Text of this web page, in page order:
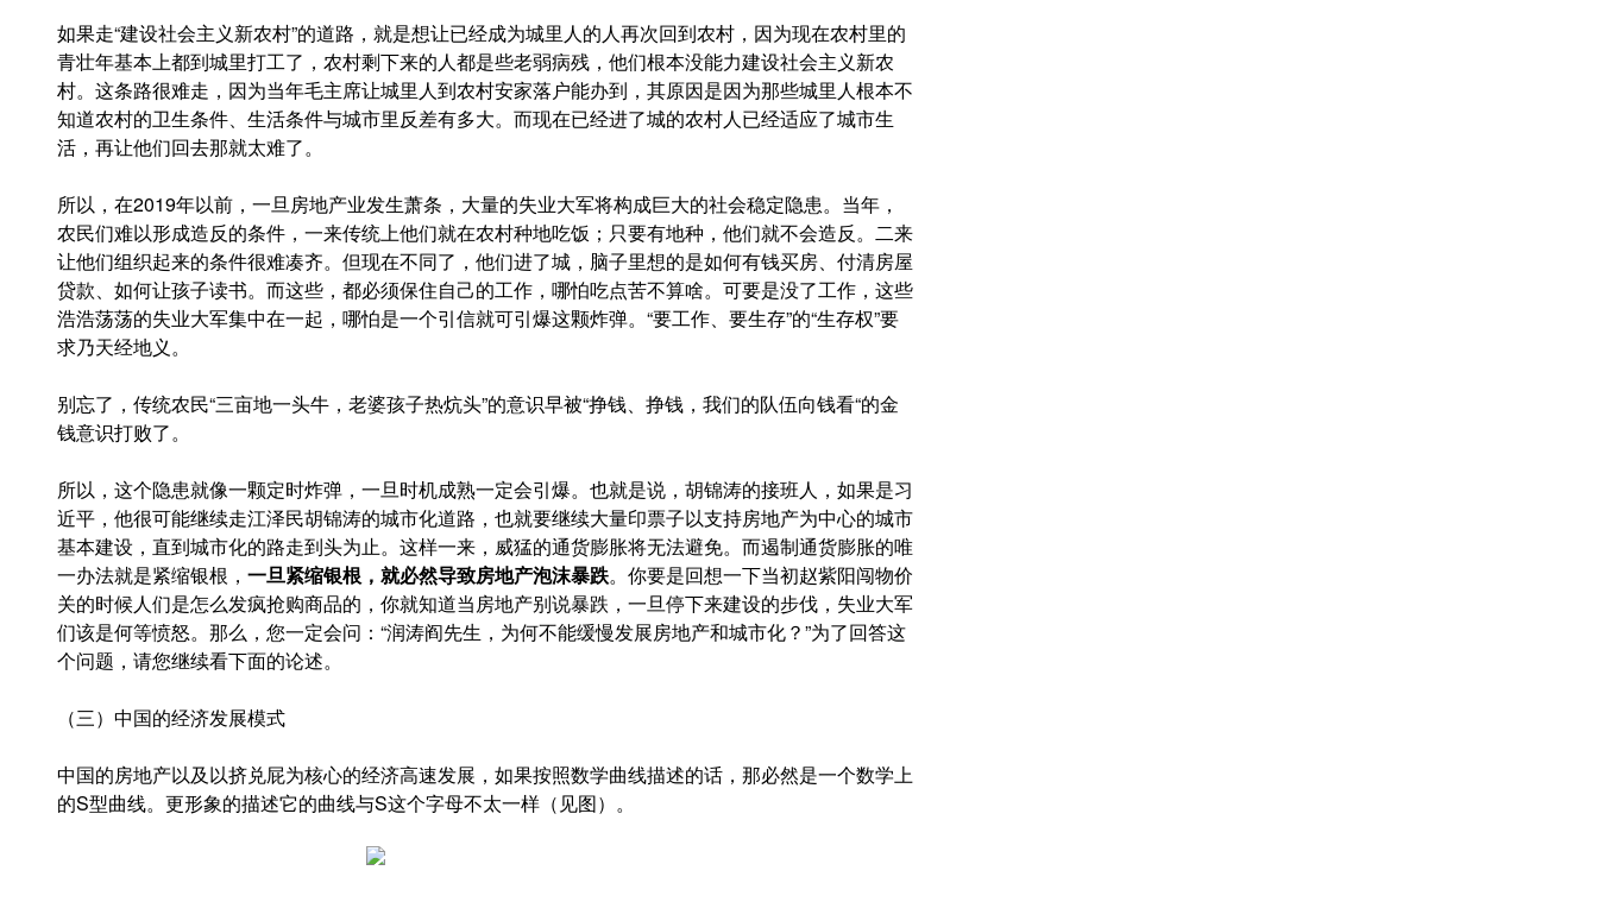
如果走“建设社会主义新农村”的道路，就是想让已经成为城里人的人再次回到农村，因为现在农村里的
青壮年基本上都到城里打工了，农村剩下来的人都是些老弱病残，他们根本没能力建设社会主义新农
村。这条路很难走，因为当年毛主席让城里人到农村安家落户能办到，其原因是因为那些城里人根本不
知道农村的卫生条件、生活条件与城市里反差有多大。而现在已经进了城的农村人已经适应了城市生
活，再让他们回去那就太难了。
所以，在2019年以前，一旦房地产业发生萧条，大量的失业大军将构成巨大的社会稳定隐患。当年，
农民们难以形成造反的条件，一来传统上他们就在农村种地吃饭；只要有地种，他们就不会造反。二来
让他们组织起来的条件很难凑齐。但现在不同了，他们进了城，脑子里想的是如何有钱买房、付清房屋
贷款、如何让孩子读书。而这些，都必须保住自己的工作，哪怕吃点苦不算啥。可要是没了工作，这些
浩浩荡荡的失业大军集中在一起，哪怕是一个引信就可引爆这颗炸弹。“要工作、要生存”的“生存权”要
求乃天经地义。
别忘了，传统农民“三亩地一头牛，老婆孩子热炕头”的意识早被“挣钱、挣钱，我们的队伍向钱看“的金
钱意识打败了。
所以，这个隐患就像一颗定时炸弹，一旦时机成熟一定会引爆。也就是说，胡锦涛的接班人，如果是习
近平，他很可能继续走江泽民胡锦涛的城市化道路，也就要继续大量印票子以支持房地产为中心的城市
基本建设，直到城市化的路走到头为止。这样一来，威猛的通货膨胀将无法避免。而遏制通货膨胀的唯
一办法就是紧缩银根， 一旦紧缩银根，就必然导致房地产泡沫暴跌。你要是回想一下当初赵紫阳闯物价
关的时候人们是怎么发疯抢购商品的，你就知道当房地产别说暴跌，一旦停下来建设的步伐，失业大军
们该是何等愤怒。那么，您一定会问：“润涛阎先生，为何不能缓慢发展房地产和城市化？”为了回答这
个问题，请您继续看下面的论述。
（三）中国的经济发展模式
中国的房地产以及以挤兑屁为核心的经济高速发展，如果按照数学曲线描述的话，那必然是一个数学上
的S型曲线。更形象的描述它的曲线与S这个字母不太一样（见图）。